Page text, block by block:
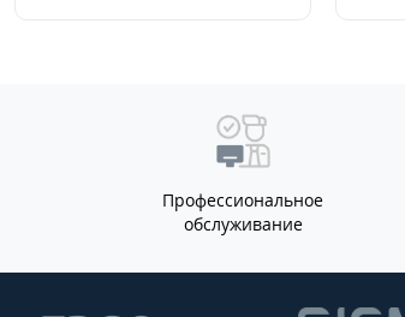
Профессиональное
обслуживание